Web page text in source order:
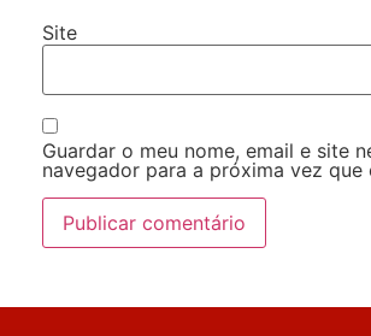
Site
Guardar o meu nome, email e site
navegador para a próxima vez que